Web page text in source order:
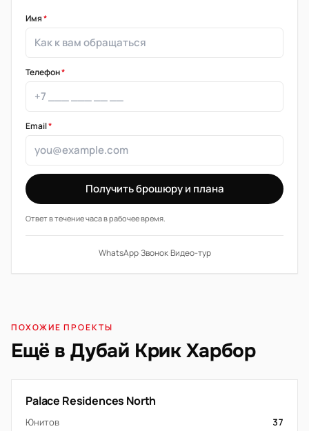
Имя*
Телефон*
Email*
Получить брошюру и плана
Ответ в течение часа в рабочее время.
WhatsApp·Звонок·Видео-тур
ПОХОЖИЕ ПРОЕКТЫ
Ещё в Дубай Крик Харбор
Palace Residences North
Юнитов 37